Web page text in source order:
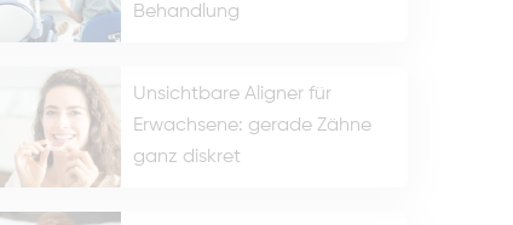
Behandlung
Unsichtbare Aligner für
Erwachsene: gerade Zähne
ganz diskret